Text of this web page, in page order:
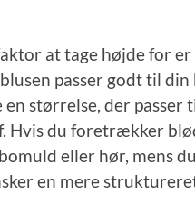
at tage højde for
passer godt til
størrelse, der passer
Hvis du foretrækker
eller hør, mens
en mere